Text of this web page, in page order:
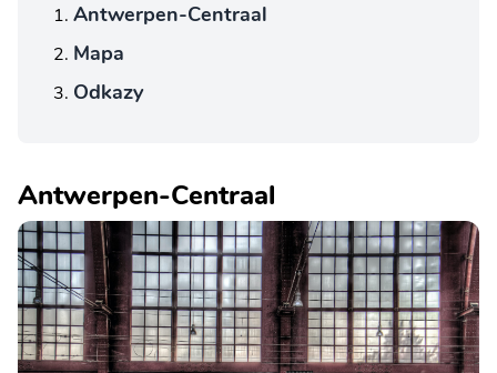
Antwerpen-Centraal
Mapa
Odkazy
Antwerpen-Centraal